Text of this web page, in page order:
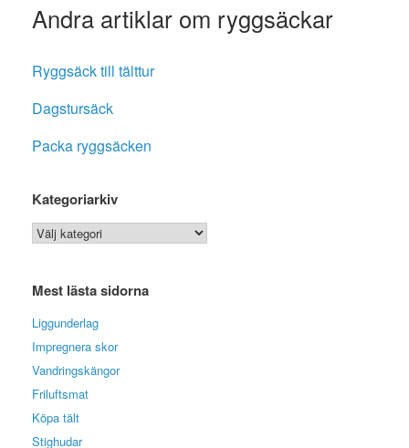
Andra artiklar om ryggsäckar
Ryggsäck till tälttur
Dagstursäck
Packa ryggsäcken
Kategoriarkiv
Kategoriarkiv
Mest lästa sidorna
Liggunderlag
Impregnera skor
Vandringskängor
Friluftsmat
Köpa tält
Stighudar